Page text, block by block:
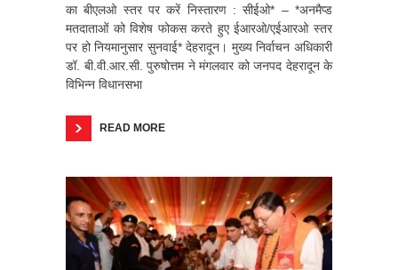
का बीएलओ स्तर पर करें निस्तारण : सीईओ* – ⁠*अनमैप्ड
मतदाताओं को विशेष फोकस करते हुए ईआरओ/एईआरओ स्तर
पर हो नियमानुसार सुनवाई* देहरादून। मुख्य निर्वाचन अधिकारी
डॉ. बी.वी.आर.सी. पुरुषोत्तम ने मंगलवार को जनपद देहरादून के
विभिन्न विधानसभा
READ MORE